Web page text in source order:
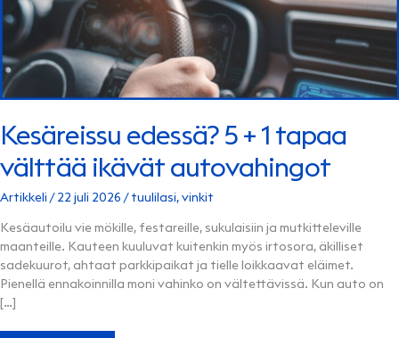
Kesäreissu edessä? 5 + 1 tapaa
välttää ikävät autovahingot
Artikkeli /22 juli 2026 /tuulilasi,vinkit
Kesäautoilu vie mökille, festareille, sukulaisiin ja mutkitteleville
maanteille. Kauteen kuuluvat kuitenkin myös irtosora, äkilliset
sadekuurot, ahtaat parkkipaikat ja tielle loikkaavat eläimet.
Pienellä ennakoinnilla moni vahinko on vältettävissä. Kun auto on
[…]